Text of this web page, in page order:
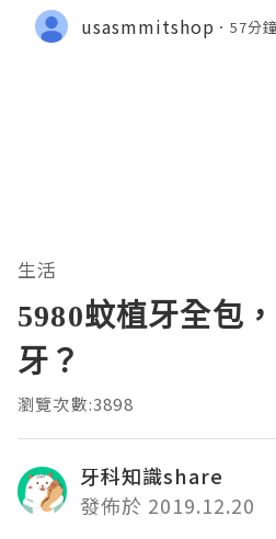
usasmmitshop 57分
生活
5980蚊植牙全包
牙？
瀏覽次數:3898
牙科知識share
發佈於 2019.12.20